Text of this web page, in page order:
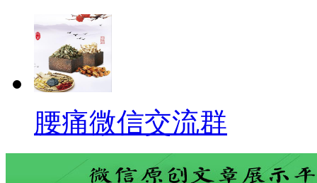
腰痛微信交流群